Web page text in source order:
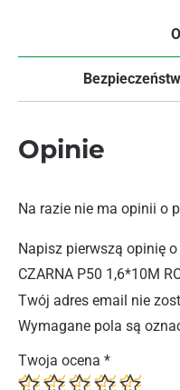
Opinie
Na razie nie ma opinii o
Napisz pierwszą opinię o
CZARNA P50 1,6*10M
Twój adres email nie
Wymagane pola są
Twoja ocena *